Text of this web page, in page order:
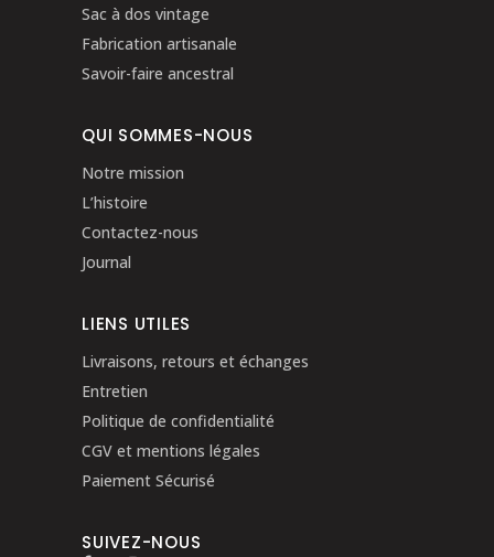
Sac à dos vintage
Fabrication artisanale
Savoir-faire ancestral
QUI SOMMES-NOUS
Notre mission
L’histoire
Contactez-nous
Journal
LIENS UTILES
Livraisons, retours et échanges
Entretien
Politique de confidentialité
CGV et mentions légales
Paiement Sécurisé
SUIVEZ-NOUS